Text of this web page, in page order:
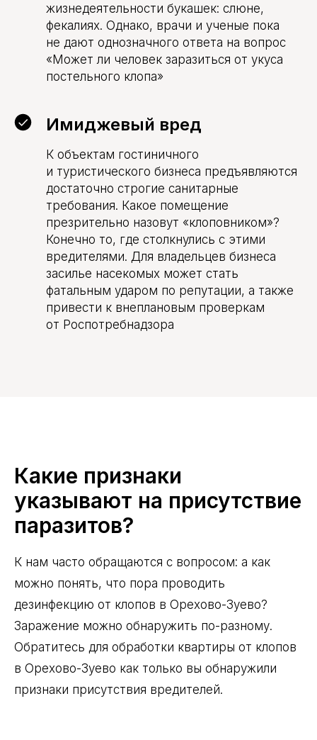
жизнедеятельности букашек: слюне,
фекалиях. Однако, врачи и ученые пока
не дают однозначного ответа на вопрос
«Может ли человек заразиться от укуса
постельного клопа»
Имиджевый вред
К объектам гостиничного
и туристического бизнеса предъявляются
достаточно строгие санитарные
требования. Какое помещение
презрительно назовут «клоповником»?
Конечно то, где столкнулись с этими
вредителями. Для владельцев бизнеса
засилье насекомых может стать
фатальным ударом по репутации, а также
привести к внеплановым проверкам
от Роспотребнадзора
Какие признаки
указывают на присутствие
паразитов?
К нам часто обращаются с вопросом: а как
можно понять, что пора проводить
дезинфекцию от клопов в Орехово-Зуево?
Заражение можно обнаружить по-разному.
Обратитесь для обработки квартиры от клопов
в Орехово-Зуево как только вы обнаружили
признаки присутствия вредителей.